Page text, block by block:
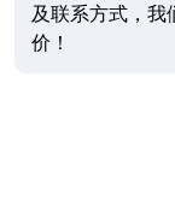
及联系方式，我
价！